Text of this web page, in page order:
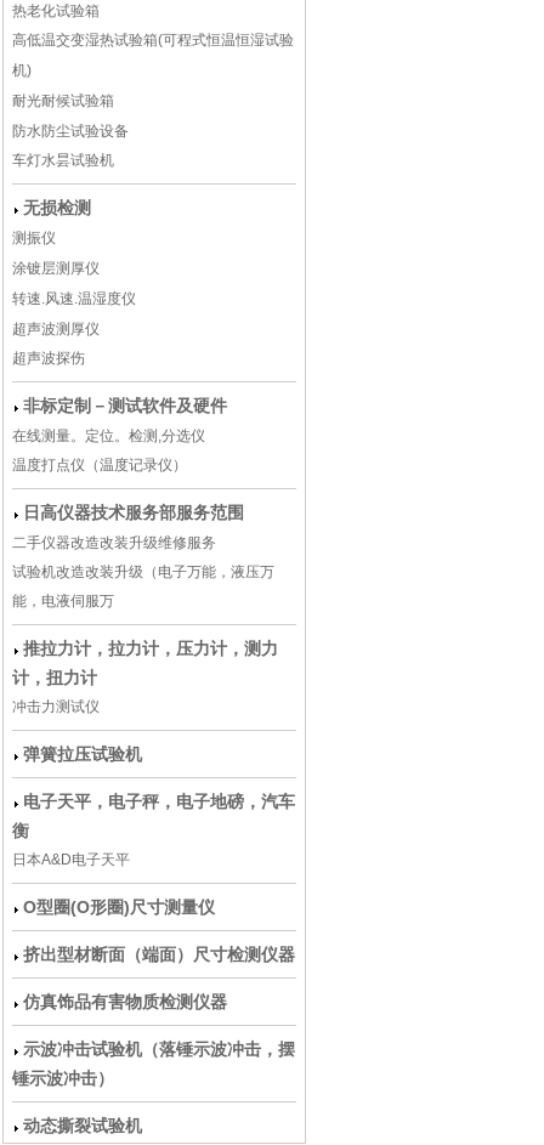
热老化试验箱
高低温交变湿热试验箱(可程式恒温恒湿试验
机)
耐光耐候试验箱
防水防尘试验设备
车灯水昙试验机
无损检测
测振仪
涂镀层测厚仪
转速.风速.温湿度仪
超声波测厚仪
超声波探伤
非标定制－测试软件及硬件
在线测量。定位。检测,分选仪
温度打点仪（温度记录仪）
日高仪器技术服务部服务范围
二手仪器改造改装升级维修服务
试验机改造改装升级（电子万能，液压万
能，电液伺服万
推拉力计，拉力计，压力计，测力
计，扭力计
冲击力测试仪
弹簧拉压试验机
电子天平，电子秤，电子地磅，汽车
衡
日本A&D电子天平
O型圈(O形圈)尺寸测量仪
挤出型材断面（端面）尺寸检测仪器
仿真饰品有害物质检测仪器
示波冲击试验机（落锤示波冲击，摆
锤示波冲击）
动态撕裂试验机